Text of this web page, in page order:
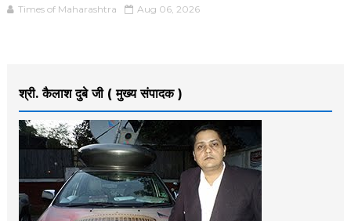
Times of Maharashtra Aug 06, 2026
श्री. कैलाश दुबे जी ( मुख्य संपादक )